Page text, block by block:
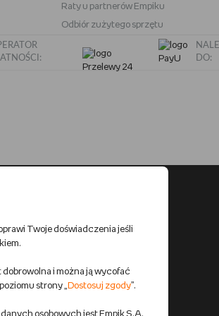
Raty u partnerów Empiku
Odbiór zużytego sprzętu
DO:
Twoje doświadczenia jeśli
dobrowolna i można ją wycofać
strony „ Dostosuj zgody”.